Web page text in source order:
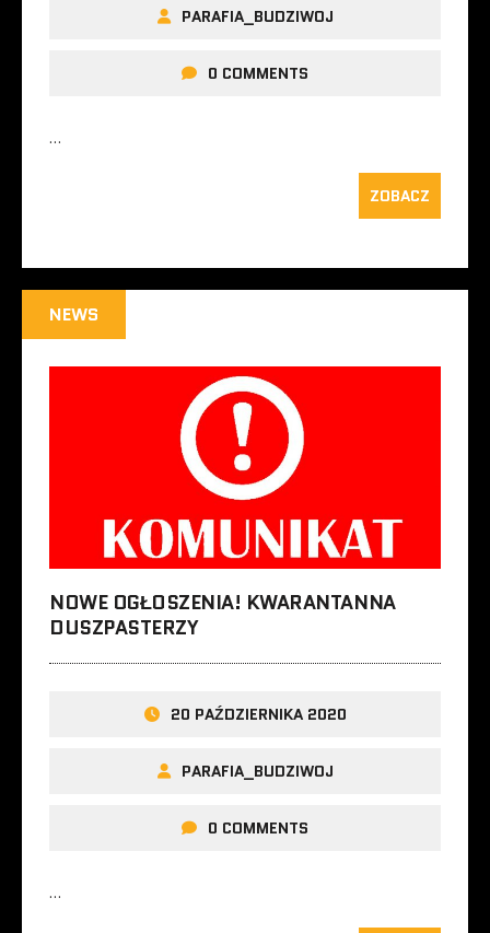
PARAFIA_BUDZIWOJ
0 COMMENTS
…
ZOBACZ
NEWS
NOWE OGŁOSZENIA! KWARANTANNA
DUSZPASTERZY
20 PAŹDZIERNIKA 2020
PARAFIA_BUDZIWOJ
0 COMMENTS
…